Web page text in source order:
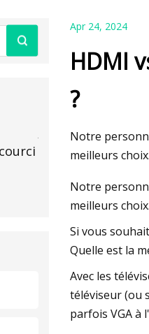
Jun 13, 2023
Le Galaxy Z Flip 5
Apr 24, 2024
HDMI
?
Notre
meilleurs
Notre
meilleurs
Si vous
Quelle est la
Avec les
téléviseur (ou
parfois VGA à